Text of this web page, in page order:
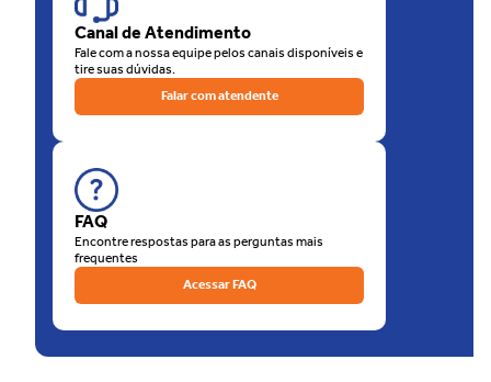
de nossas lojas físicas, há a opção de retirar sua compra na loja.
O que está esperando? Venha para as Lojas Unilar!
Canal de Atendimento
Fale com a nossa equipe pelos canais disponíveis e
tire suas dúvidas.
Falar com atendente
FAQ
Encontre respostas para as perguntas mais
frequentes
Acessar FAQ